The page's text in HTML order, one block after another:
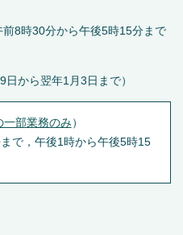
8時30分から午後5時15分まで
から翌年1月3日まで）
一部業務のみ ）
で，午後1時から午後5時15